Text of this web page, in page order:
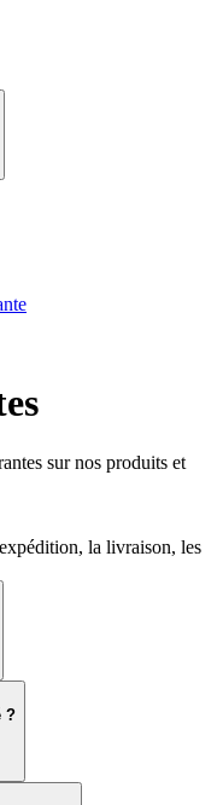
sur nos produits et
la livraison, les
?